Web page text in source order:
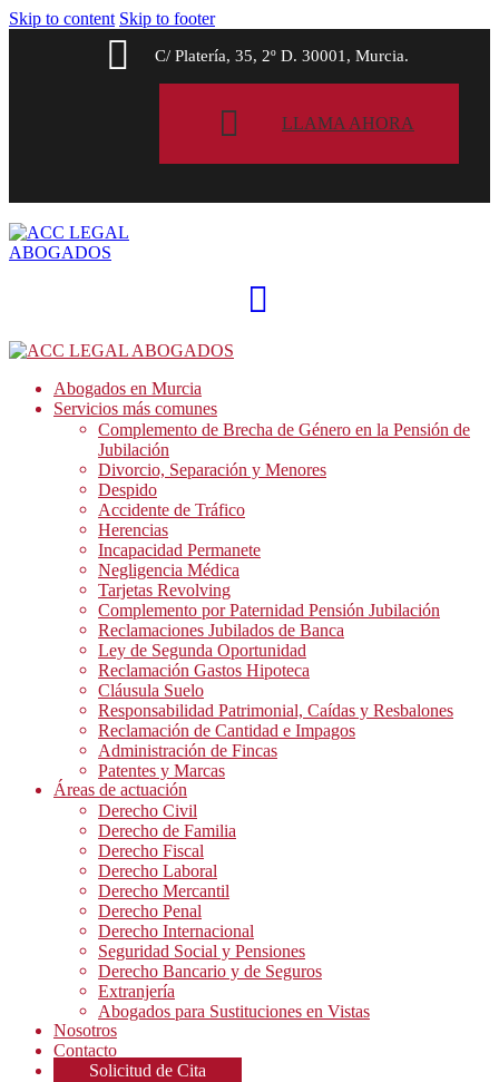
Skip to content Skip to footer
C/ Platería, 35, 2º D. 30001, Murcia.
LLAMA AHORA
Abogados en Murcia
Servicios más comunes
Complemento de Brecha de Género en la Pensión de
Jubilación
Divorcio, Separación y Menores
Despido
Accidente de Tráfico
Herencias
Incapacidad Permanete
Negligencia Médica
Tarjetas Revolving
Complemento por Paternidad Pensión Jubilación
Reclamaciones Jubilados de Banca
Ley de Segunda Oportunidad
Reclamación Gastos Hipoteca
Cláusula Suelo
Responsabilidad Patrimonial, Caídas y Resbalones
Reclamación de Cantidad e Impagos
Administración de Fincas
Patentes y Marcas
Áreas de actuación
Derecho Civil
Derecho de Familia
Derecho Fiscal
Derecho Laboral
Derecho Mercantil
Derecho Penal
Derecho Internacional
Seguridad Social y Pensiones
Derecho Bancario y de Seguros
Extranjería
Abogados para Sustituciones en Vistas
Nosotros
Contacto
Solicitud de Cita